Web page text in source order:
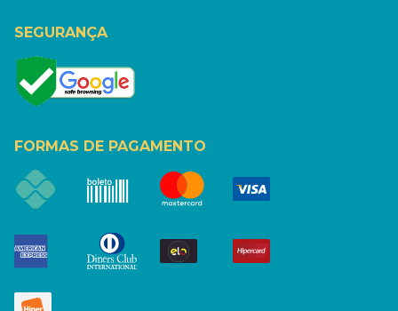
SEGURANÇA
FORMAS DE PAGAMENTO